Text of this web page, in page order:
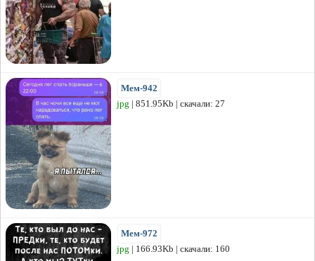
Мем-942
jpg | 851.95Kb | скачали: 27
Мем-972
jpg | 166.93Kb | скачали: 160